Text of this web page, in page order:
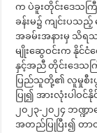
က ပဲခူးတိုင်းဒေသက
ခန်းမ၌ ကျင်းပသည့်
အခမ်းအနားမှ သိရသ
မျိုးဆွေဝင်းက နိုင်ငံ
နှင့်အညီ တိုင်းဒေသကြီ
ပြည်သူတို့၏ လူမှုစီးပွ
ပြု၍ အားလုံးပါဝ
၂၀၂၃-၂၀၂၄ ဘဏ္ဍ
အတည်ပြုပြီး၍ တာ